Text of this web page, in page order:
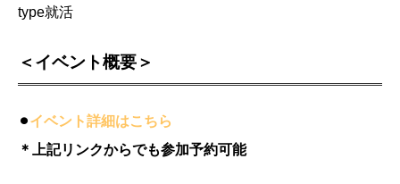
type就活
＜イベント概要＞
⚫︎イベント詳細はこちら
＊上記リンクからでも参加予約可能